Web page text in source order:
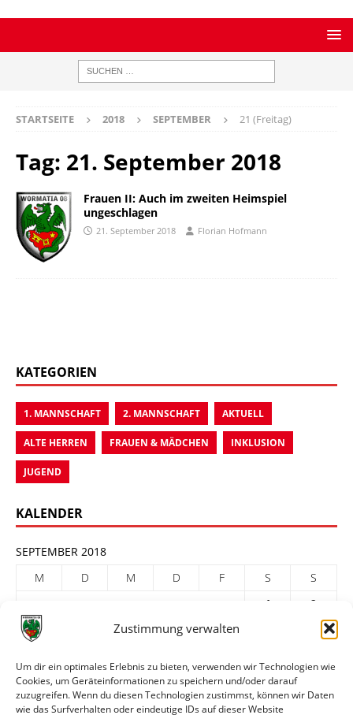
Zustimmung verwalten
Um dir ein optimales Erlebnis zu bieten, verwenden wir Technologien wie
Cookies, um Geräteinformationen zu speichern und/oder darauf
zuzugreifen. Wenn du diesen Technologien zustimmst, können wir Daten
wie das Surfverhalten oder eindeutige IDs auf dieser Website
STARTSEITE 2018 SEPTEMBER 21 (Freitag)
Tag: 21. September 2018
Frauen II: Auch im zweiten Heimspiel
ungeschlagen
21. September 2018 Florian Hofmann
KATEGORIEN
1. MANNSCHAFT 2. MANNSCHAFT AKTUELL
ALTE HERREN FRAUEN & MÄDCHEN INKLUSION
JUGEND
KALENDER
SEPTEMBER 2018
M
D M D F S
S
1
2
3
5 6 7
17
18 19 20 21 22
24
25 26 27 28 29